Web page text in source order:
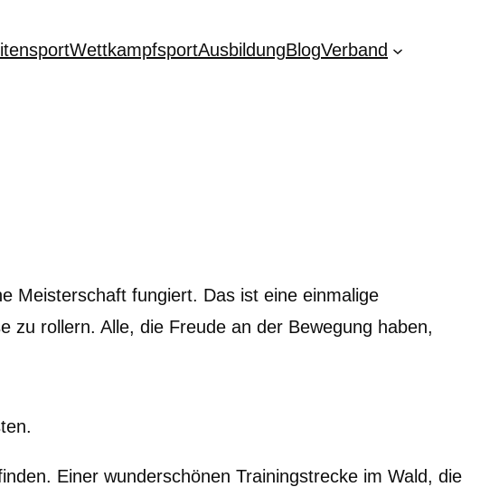
WettkampfsportAusbildungBlogVerband
Meisterschaft fungiert. Das ist eine einmalige
zu rollern. Alle, die Freude an der Bewegung haben,
Einer wunderschönen Trainingstrecke im Wald, die